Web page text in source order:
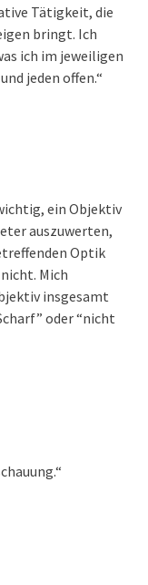
Tätigkeit, die
bringt. Ich
ich im jeweiligen
jeden offen.“
ein Objektiv
auszuwerten,
Optik
Mich
insgesamt
oder “nicht